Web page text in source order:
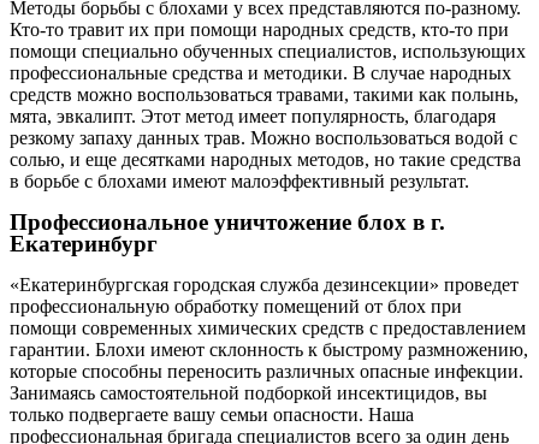
Методы борьбы с блохами у всех представляются по-разному.
Кто-то травит их при помощи народных средств, кто-то при
помощи специально обученных специалистов, использующих
профессиональные средства и методики. В случае народных
средств можно воспользоваться травами, такими как полынь,
мята, эвкалипт. Этот метод имеет популярность, благодаря
резкому запаху данных трав. Можно воспользоваться водой с
солью, и еще десятками народных методов, но такие средства
в борьбе с блохами имеют малоэффективный результат.
Профессиональное уничтожение блох в г.
Екатеринбург
«Екатеринбургская городская служба дезинсекции» проведет
профессиональную обработку помещений от блох при
помощи современных химических средств с предоставлением
гарантии. Блохи имеют склонность к быстрому размножению,
которые способны переносить различных опасные инфекции.
Занимаясь самостоятельной подборкой инсектицидов, вы
только подвергаете вашу семьи опасности. Наша
профессиональная бригада специалистов всего за один день